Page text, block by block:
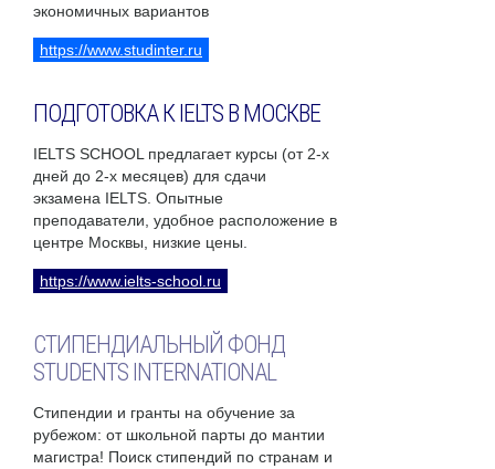
экономичных вариантов
https://www.studinter.ru
ПОДГОТОВКА К IELTS В МОСКВЕ
IELTS SCHOOL предлагает курсы (от 2-х
дней до 2-х месяцев) для сдачи
экзамена IELTS. Опытные
преподаватели, удобное расположение в
центре Москвы, низкие цены.
https://www.ielts-school.ru
СТИПЕНДИАЛЬНЫЙ ФОНД
STUDENTS INTERNATIONAL
Стипендии и гранты на обучение за
рубежом: от школьной парты до мантии
магистра! Поиск стипендий по странам и